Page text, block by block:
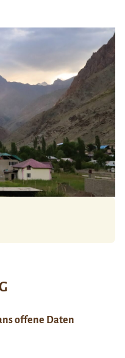
offene Daten